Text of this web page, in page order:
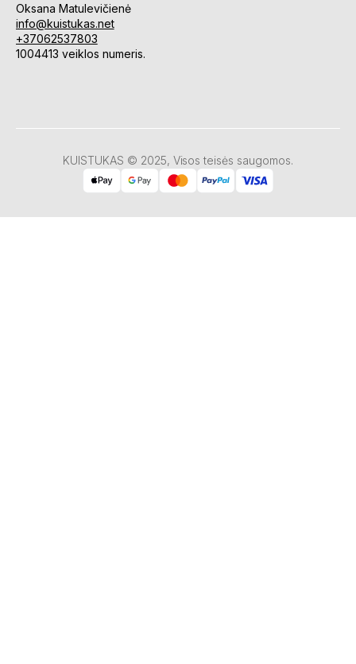
Oksana Matulevičienė
info@kuistukas.net
+37062537803
1004413 veiklos numeris.
KUISTUKAS © 2025, Visos teisės saugomos.